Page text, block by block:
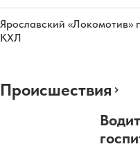
Ярославский «Локомотив»
КХЛ
Происшествия